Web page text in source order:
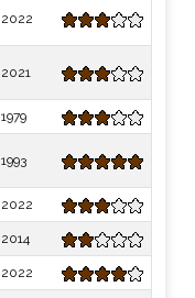
2022
2021
1979
1993
2022
2014
2022